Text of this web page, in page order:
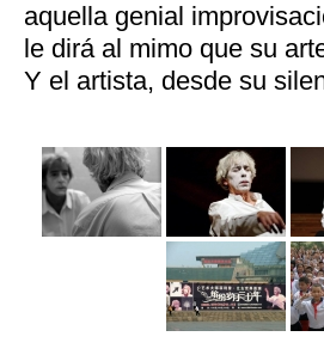
aquella genial
le dirá al mimo que su
Y el artista, desde su